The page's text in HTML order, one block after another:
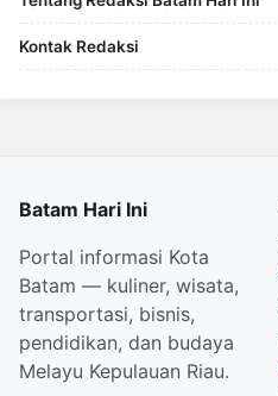
Kontak Redaksi
Batam Hari Ini
Portal informasi Kota
Batam — kuliner, wisata,
transportasi, bisnis,
pendidikan, dan budaya
Melayu Kepulauan Riau.